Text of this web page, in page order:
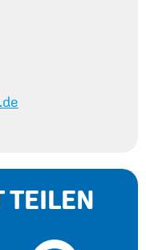
TEILEN